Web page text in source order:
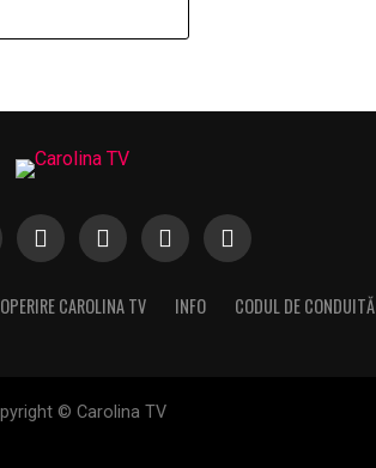
CAROLINA TV INFO CODUL DE CONDUITĂ
© Carolina TV